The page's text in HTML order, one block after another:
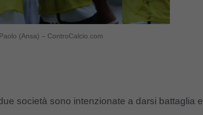
(Ansa) – ControCalcio.com
società sono intenzionate a darsi battaglia e